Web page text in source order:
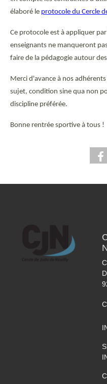
élaboré le protocole du Cercle
Ce protocole est à appliquer
enseignants ne manqueront
faire de la pédagogie autour
Merci d'avance à nos
sujet, condition sine qua non
discipline préférée.
Bonne rentrée sportive à tous !